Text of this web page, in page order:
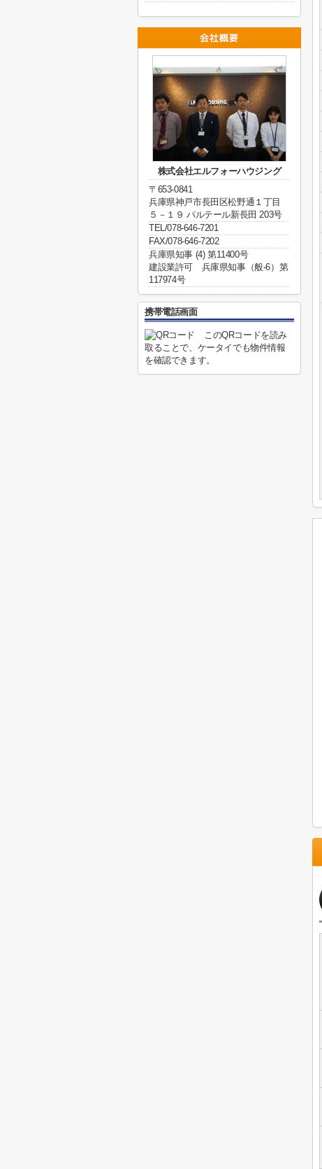
株式会社エルフォーハウジング
〒653-0841
兵庫県神戸市長田区松野通１丁目
５－１９ パルテール新長田 203号
TEL/078-646-7201
FAX/078-646-7202
兵庫県知事 (4) 第11400号
建設業許可 兵庫県知事（般-6）第
117974号
携帯電話画面
このQRコードを読み
取ることで、ケータイでも物件情報
を確認できます。